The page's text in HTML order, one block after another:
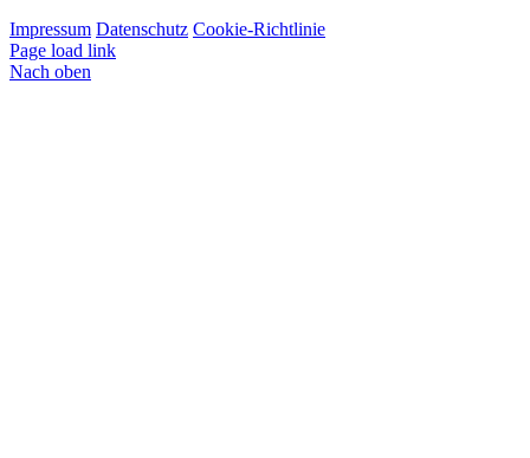
Impressum Datenschutz Cookie-Richtlinie
Page load link
Nach oben